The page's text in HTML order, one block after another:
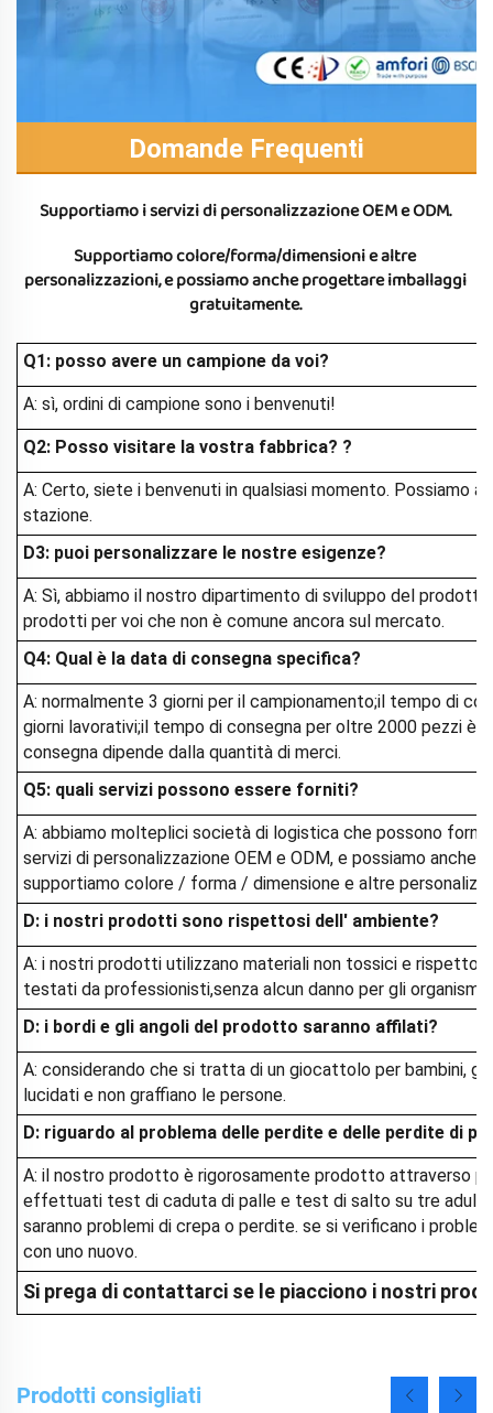
Domande Frequenti
Supportiamo i servizi di personalizzazione OEM e ODM.
Supportiamo colore/forma/dimensioni e altre
personalizzazioni, e possiamo anche progettare imballaggi
gratuitamente.
Q1: posso avere un campione da voi?
A: sì, ordini di campione sono i benvenuti!
Q2: Posso visitare la vostra fabbrica? ?
A: Certo, siete i benvenuti in qualsiasi momento. Possiamo
stazione.
D3: puoi personalizzare le nostre esigenze?
A: Sì, abbiamo il nostro dipartimento di sviluppo del
prodotti per voi che non è comune ancora sul mercato.
Q4: Qual è la data di consegna specifica?
A: normalmente 3 giorni per il campionamento;il tempo di
giorni lavorativi;il tempo di consegna per oltre 2000 pezzi è
consegna dipende dalla quantità di merci.
Q5: quali servizi possono essere forniti?
A: abbiamo molteplici società di logistica che possono
servizi di personalizzazione OEM e ODM, e possiamo
supportiamo colore / forma / dimensione e altre
D: i nostri prodotti sono rispettosi dell' ambiente?
A: i nostri prodotti utilizzano materiali non tossici e
testati da professionisti,senza alcun danno per gli organismi
D: i bordi e gli angoli del prodotto saranno affilati?
A: considerando che si tratta di un giocattolo per bambini,
lucidati e non graffiano le persone.
D: riguardo al problema delle perdite e delle perdite di
A: il nostro prodotto è rigorosamente prodotto attraverso
effettuati test di caduta di palle e test di salto su tre adulti
saranno problemi di crepa o perdite. se si verificano i
con uno nuovo.
Si prega di contattarci se le piacciono i nostri
Prodotti consigliati